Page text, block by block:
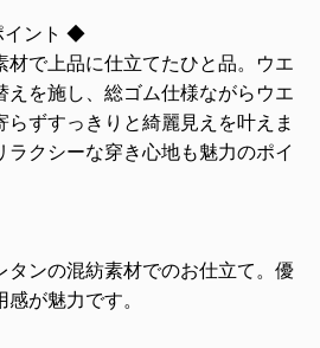
イント ◆
材で上品に仕立てたひと品。ウエ
えを施し、総ゴム仕様ながらウエ
らずすっきりと綺麗見えを叶えま
クシーな穿き心地も魅力のポイ
タンの混紡素材でのお仕立て。優
が魅力です。